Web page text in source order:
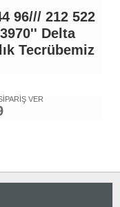
96/// 212 522
Delta
Tecrübemiz
VER